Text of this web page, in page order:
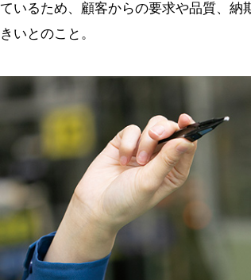
ているため、顧客からの要求や品質、
きいとのこと。